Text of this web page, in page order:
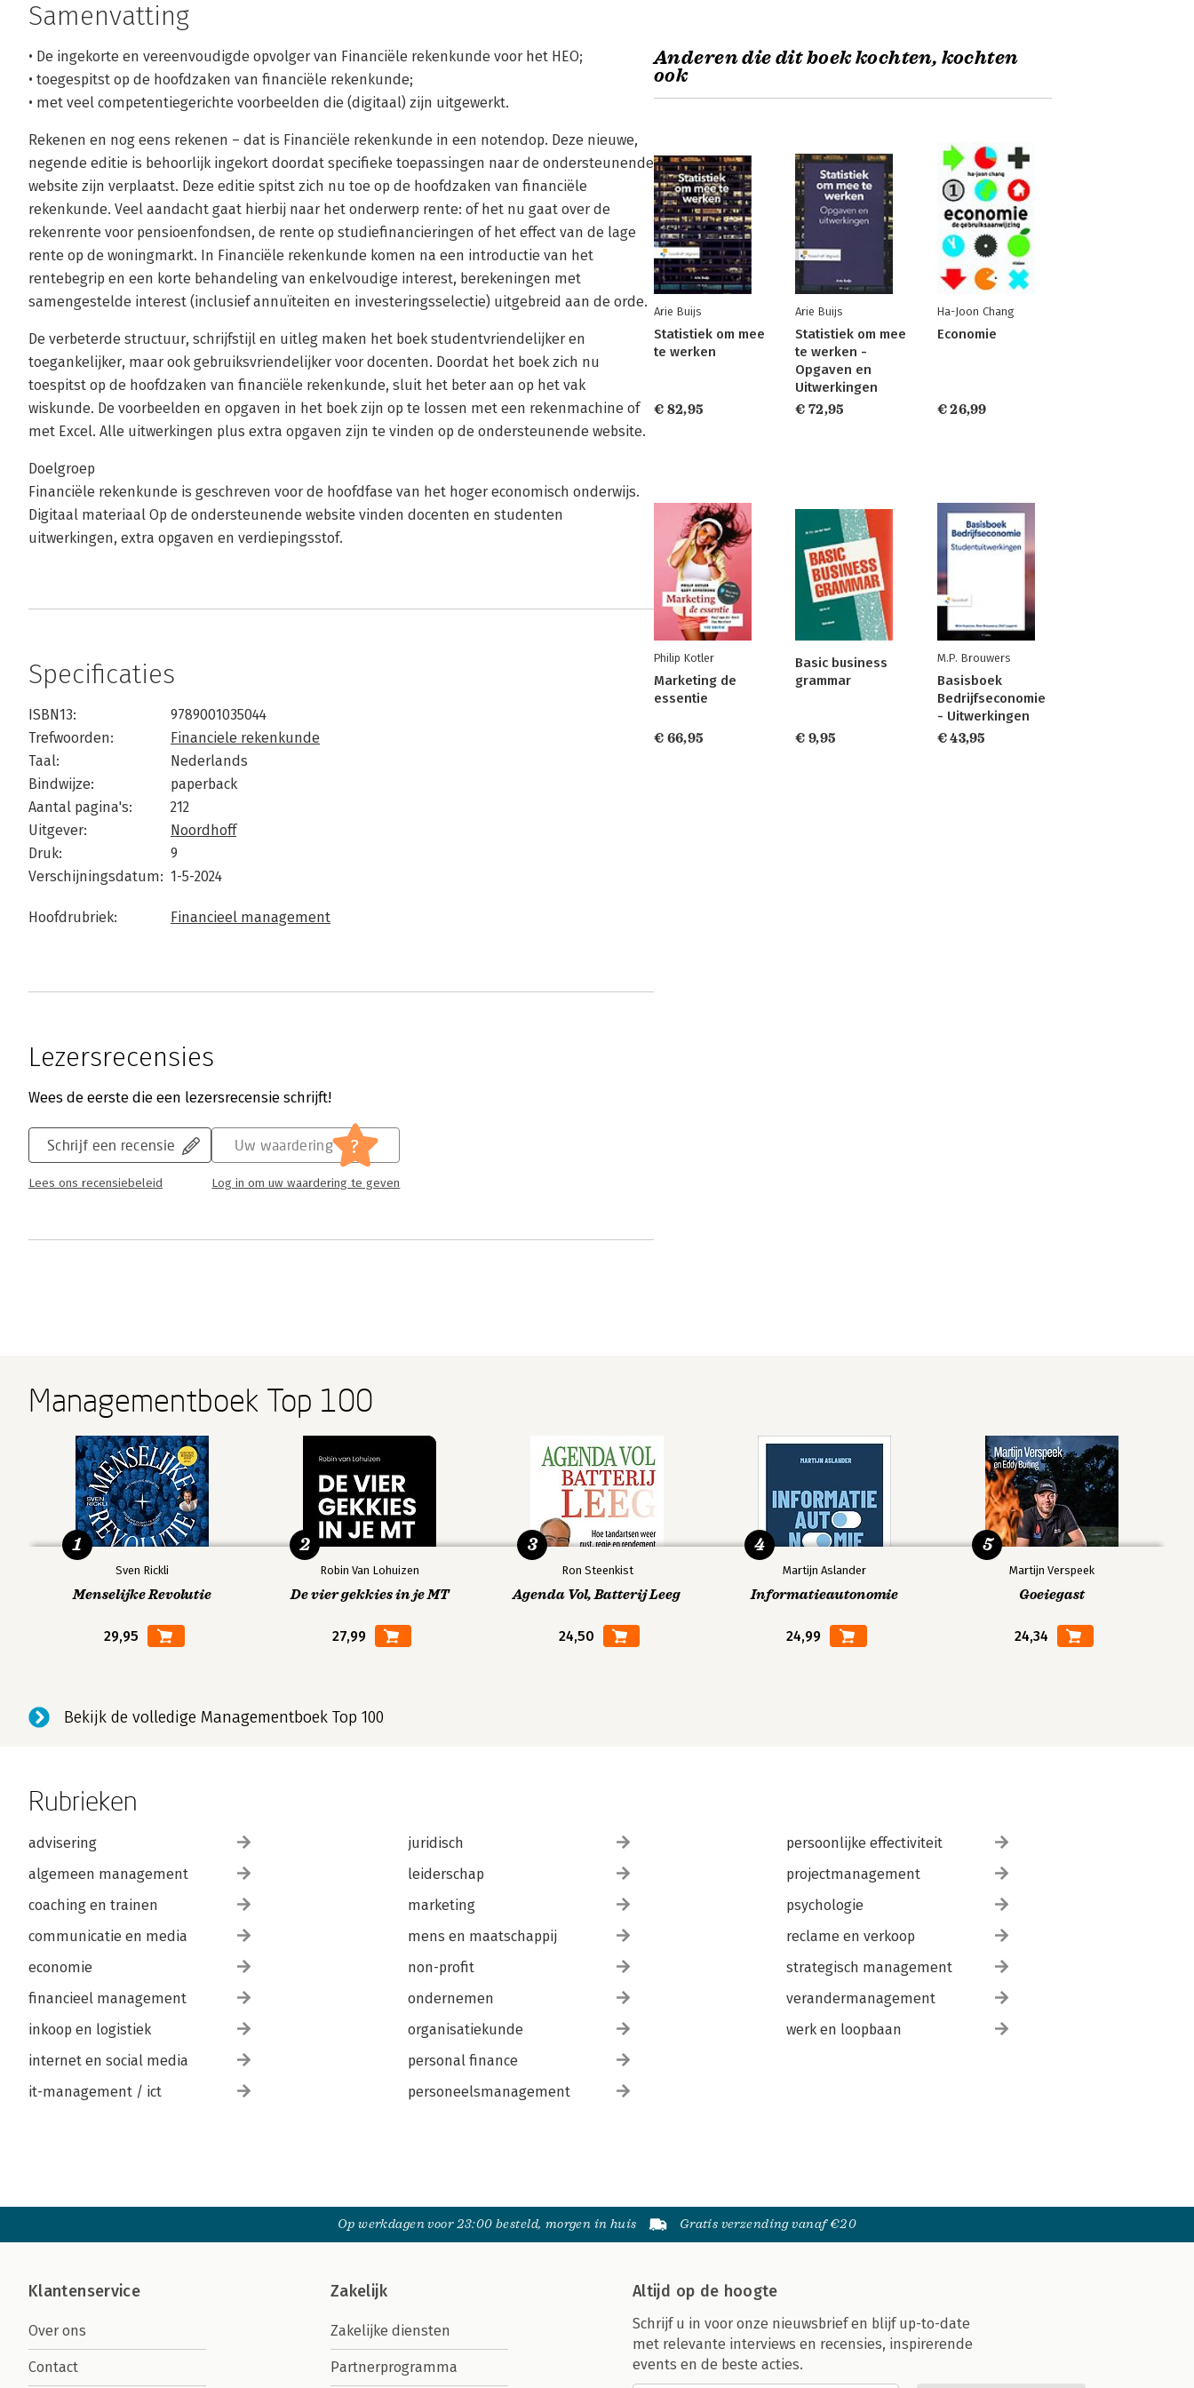
Samenvatting
• De ingekorte en vereenvoudigde opvolger van Financiële rekenkunde voor het HEO;
• toegespitst op de hoofdzaken van financiële rekenkunde;
• met veel competentiegerichte voorbeelden die (digitaal) zijn uitgewerkt.
Rekenen en nog eens rekenen – dat is Financiële rekenkunde in een notendop. Deze nieuwe,
negende editie is behoorlijk ingekort doordat specifieke toepassingen naar de ondersteunende
website zijn verplaatst. Deze editie spitst zich nu toe op de hoofdzaken van financiële
rekenkunde. Veel aandacht gaat hierbij naar het onderwerp rente: of het nu gaat over de
rekenrente voor pensioenfondsen, de rente op studiefinancieringen of het effect van de lage
rente op de woningmarkt. In Financiële rekenkunde komen na een introductie van het
rentebegrip en een korte behandeling van enkelvoudige interest, berekeningen met
samengestelde interest (inclusief annuïteiten en investeringsselectie) uitgebreid aan de orde.
De verbeterde structuur, schrijfstijl en uitleg maken het boek studentvriendelijker en
toegankelijker, maar ook gebruiksvriendelijker voor docenten. Doordat het boek zich nu
toespitst op de hoofdzaken van financiële rekenkunde, sluit het beter aan op het vak
wiskunde. De voorbeelden en opgaven in het boek zijn op te lossen met een rekenmachine of
met Excel. Alle uitwerkingen plus extra opgaven zijn te vinden op de ondersteunende website.
Doelgroep
Financiële rekenkunde is geschreven voor de hoofdfase van het hoger economisch onderwijs.
Digitaal materiaal Op de ondersteunende website vinden docenten en studenten
uitwerkingen, extra opgaven en verdiepingsstof.
Specificaties
ISBN13:
9789001035044
Trefwoorden:
Financiele rekenkunde
Taal:
Nederlands
Bindwijze:
paperback
Aantal pagina's:
212
Uitgever:
Noordhoff
Druk:
9
Verschijningsdatum: 1-5-2024
Hoofdrubriek: Financieel management
Lezersrecensies
Wees de eerste die een lezersrecensie schrijft!
Schrijf een recensie
Lees ons recensiebeleid
Uw waardering ?
Log in om uw waardering te geven
Anderen die dit boek kochten, kochten
ook
Arie Buijs
Statistiek om mee
te werken
€ 82,95
Arie Buijs
Statistiek om mee
te werken -
Opgaven en
Uitwerkingen
€ 72,95
Ha-Joon Chang
Economie
€ 26,99
Philip Kotler
Marketing de
essentie
€ 66,95
Basic business
grammar
€ 9,95
M.P. Brouwers
Basisboek
Bedrijfseconomie
- Uitwerkingen
€ 43,95
Managementboek Top 100
Sven Rickli
Menselijke Revolutie
29,95
1
Robin Van Lohuizen
De vier gekkies in je MT
27,99
2
Ron Steenkist
Agenda Vol, Batterij Leeg
24,50
3
Martijn Aslander
Informatieautonomie
24,99
4
Martijn Verspeek
Goeiegast
24,34
5
Bekijk de volledige Managementboek Top 100
Rubrieken
advisering
algemeen management
coaching en trainen
communicatie en media
economie
financieel management
inkoop en logistiek
internet en social media
it-management / ict
juridisch
leiderschap
marketing
mens en maatschappij
non-profit
ondernemen
organisatiekunde
personal finance
personeelsmanagement
persoonlijke effectiviteit
projectmanagement
psychologie
reclame en verkoop
strategisch management
verandermanagement
werk en loopbaan
Op werkdagen voor 23:00 besteld, morgen in huis Gratis verzending vanaf €20
Klantenservice
Over ons
Contact
Zakelijk
Zakelijke diensten
Partnerprogramma
Altijd op de hoogte
Schrijf u in voor onze nieuwsbrief en blijf up-to-date
met relevante interviews en recensies, inspirerende
events en de beste acties.